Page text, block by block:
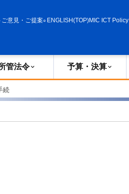
ご意見・ご提案 ENGLISH(TOP)MIC ICT Policy
管法令 予算・決算
続